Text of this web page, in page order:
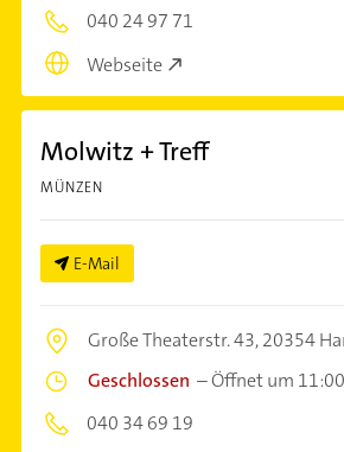
040 24 97 71
Webseite
Molwitz + Treff
MÜNZEN
E-Mail
Große Theaterstr. 43,20354
Geschlossen –Öffnet um 11:00
040 34 69 19